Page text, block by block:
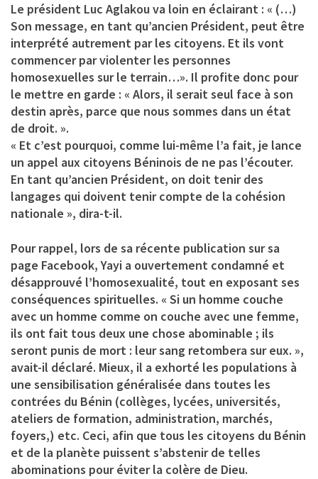
Le président Luc Aglakou va loin en éclairant : « (…)
Son message, en tant qu’ancien Président, peut être
interprété autrement par les citoyens. Et ils vont
commencer par violenter les personnes
homosexuelles sur le terrain…». Il profite donc pour
le mettre en garde : « Alors, il serait seul face à son
destin après, parce que nous sommes dans un état
de droit. ».
« Et c’est pourquoi, comme lui-même l’a fait, je lance
un appel aux citoyens Béninois de ne pas l’écouter.
En tant qu’ancien Président, on doit tenir des
langages qui doivent tenir compte de la cohésion
nationale », dira-t-il.
Pour rappel, lors de sa récente publication sur sa
page Facebook, Yayi a ouvertement condamné et
désapprouvé l’homosexualité, tout en exposant ses
conséquences spirituelles. « Si un homme couche
avec un homme comme on couche avec une femme,
ils ont fait tous deux une chose abominable ; ils
seront punis de mort : leur sang retombera sur eux. »,
avait-il déclaré. Mieux, il a exhorté les populations à
une sensibilisation généralisée dans toutes les
contrées du Bénin (collèges, lycées, universités,
ateliers de formation, administration, marchés,
foyers,) etc. Ceci, afin que tous les citoyens du Bénin
et de la planète puissent s’abstenir de telles
abominations pour éviter la colère de Dieu.